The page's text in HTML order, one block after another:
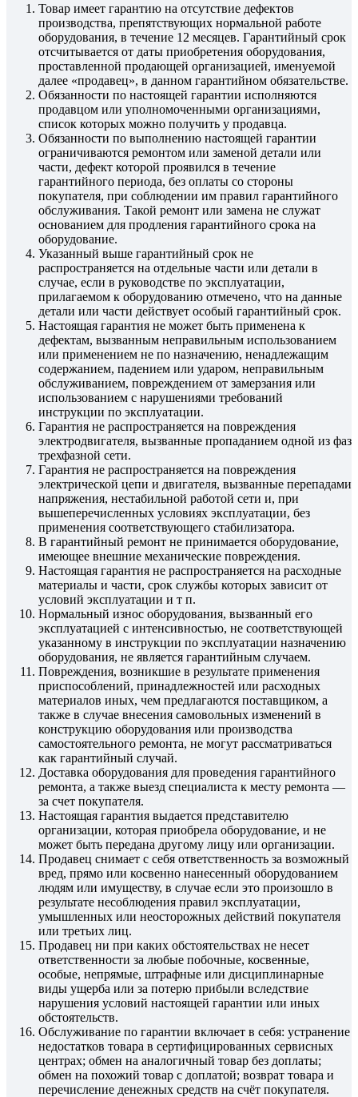
Товар имеет гарантию на отсутствие дефектов
производства, препятствующих нормальной работе
оборудования, в течение 12 месяцев. Гарантийный срок
отсчитывается от даты приобретения оборудования,
проставленной продающей организацией, именуемой
далее «продавец», в данном гарантийном обязательстве.
Обязанности по настоящей гарантии исполняются
продавцом или уполномоченными организациями,
список которых можно получить у продавца.
Обязанности по выполнению настоящей гарантии
ограничиваются ремонтом или заменой детали или
части, дефект которой проявился в течение
гарантийного периода, без оплаты со стороны
покупателя, при соблюдении им правил гарантийного
обслуживания. Такой ремонт или замена не служат
основанием для продления гарантийного срока на
оборудование.
Указанный выше гарантийный срок не
распространяется на отдельные части или детали в
случае, если в руководстве по эксплуатации,
прилагаемом к оборудованию отмечено, что на данные
детали или части действует особый гарантийный срок.
Настоящая гарантия не может быть применена к
дефектам, вызванным неправильным использованием
или применением не по назначению, ненадлежащим
содержанием, падением или ударом, неправильным
обслуживанием, повреждением от замерзания или
использованием с нарушениями требований
инструкции по эксплуатации.
Гарантия не распространяется на повреждения
электродвигателя, вызванные пропаданием одной из фаз
трехфазной сети.
Гарантия не распространяется на повреждения
электрической цепи и двигателя, вызванные перепадами
напряжения, нестабильной работой сети и, при
вышеперечисленных условиях эксплуатации, без
применения соответствующего стабилизатора.
В гарантийный ремонт не принимается оборудование,
имеющее внешние механические повреждения.
Настоящая гарантия не распространяется на расходные
материалы и части, срок службы которых зависит от
условий эксплуатации и т п.
Нормальный износ оборудования, вызванный его
эксплуатацией с интенсивностью, не соответствующей
указанному в инструкции по эксплуатации назначению
оборудования, не является гарантийным случаем.
Повреждения, возникшие в результате применения
приспособлений, принадлежностей или расходных
материалов иных, чем предлагаются поставщиком, а
также в случае внесения самовольных изменений в
конструкцию оборудования или производства
самостоятельного ремонта, не могут рассматриваться
как гарантийный случай.
Доставка оборудования для проведения гарантийного
ремонта, а также выезд специалиста к месту ремонта —
за счет покупателя.
Настоящая гарантия выдается представителю
организации, которая приобрела оборудование, и не
может быть передана другому лицу или организации.
Продавец снимает с себя ответственность за возможный
вред, прямо или косвенно нанесенный оборудованием
людям или имуществу, в случае если это произошло в
результате несоблюдения правил эксплуатации,
умышленных или неосторожных действий покупателя
или третьих лиц.
Продавец ни при каких обстоятельствах не несет
ответственности за любые побочные, косвенные,
особые, непрямые, штрафные или дисциплинарные
виды ущерба или за потерю прибыли вследствие
нарушения условий настоящей гарантии или иных
обстоятельств.
Обслуживание по гарантии включает в себя: устранение
недостатков товара в сертифицированных сервисных
центрах; обмен на аналогичный товар без доплаты;
обмен на похожий товар с доплатой; возврат товара и
перечисление денежных средств на счёт покупателя.